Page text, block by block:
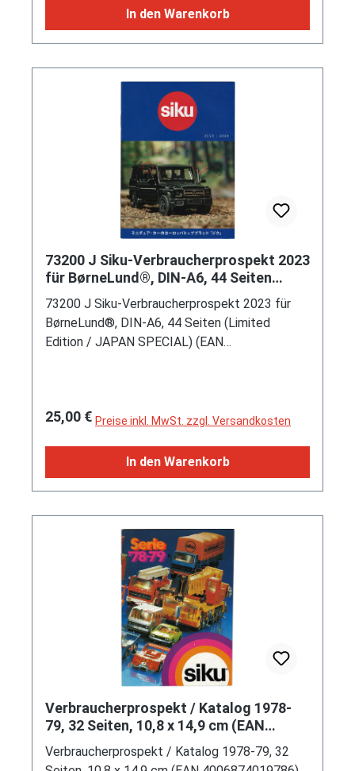
In den Warenkorb
73200 J Siku-Verbraucherprospekt 2023
für BørneLund®, DIN-A6, 44 Seiten
(Limited Edition / JAPAN SPECIAL)
73200 J Siku-Verbraucherprospekt 2023 für
BørneLund®, DIN-A6, 44 Seiten (Limited
Edition / JAPAN SPECIAL) (EAN
Regulärer Preis:
25,00 € Preise inkl. MwSt. zzgl. Versandkosten
In den Warenkorb
Verbraucherprospekt / Katalog 1978-
79, 32 Seiten, 10,8 x 14,9 cm (EAN
4006874019786)
Verbraucherprospekt / Katalog 1978-79, 32